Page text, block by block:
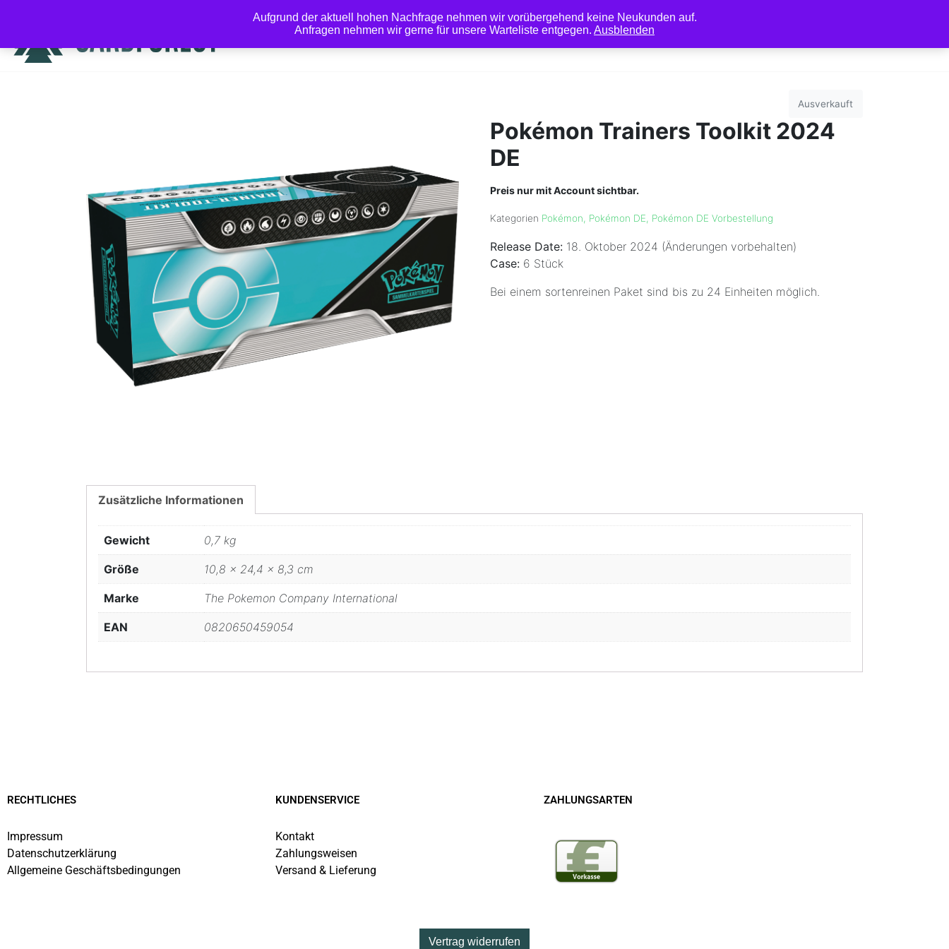
Aufgrund der aktuell hohen Nachfrage nehmen wir vorübergehend keine Neukunden auf.
Anfragen nehmen wir gerne für unsere Warteliste entgegen. Ausblenden
Pokémon TCG Zubehör
Ausverkauft
Pokémon Trainers Toolkit 2024
DE
Preis nur mit Account sichtbar.
Kategorien Pokémon, Pokémon DE, Pokémon DE Vorbestellung
Release Date: 18. Oktober 2024 (Änderungen vorbehalten)
Case: 6 Stück
Bei einem sortenreinen Paket sind bis zu 24 Einheiten möglich.
Zusätzliche Informationen
Gewicht 0,7 kg
Größe 10,8 × 24,4 × 8,3 cm
Marke The Pokemon Company International
EAN 0820650459054
RECHTLICHES
Impressum
Datenschutzerklärung
Allgemeine Geschäftsbedingungen
KUNDENSERVICE
Kontakt
Zahlungsweisen
Versand & Lieferung
ZAHLUNGSARTEN
Vertrag widerrufen